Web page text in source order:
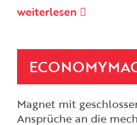
weiterlesen
Magnet mit
Ansprüche an die